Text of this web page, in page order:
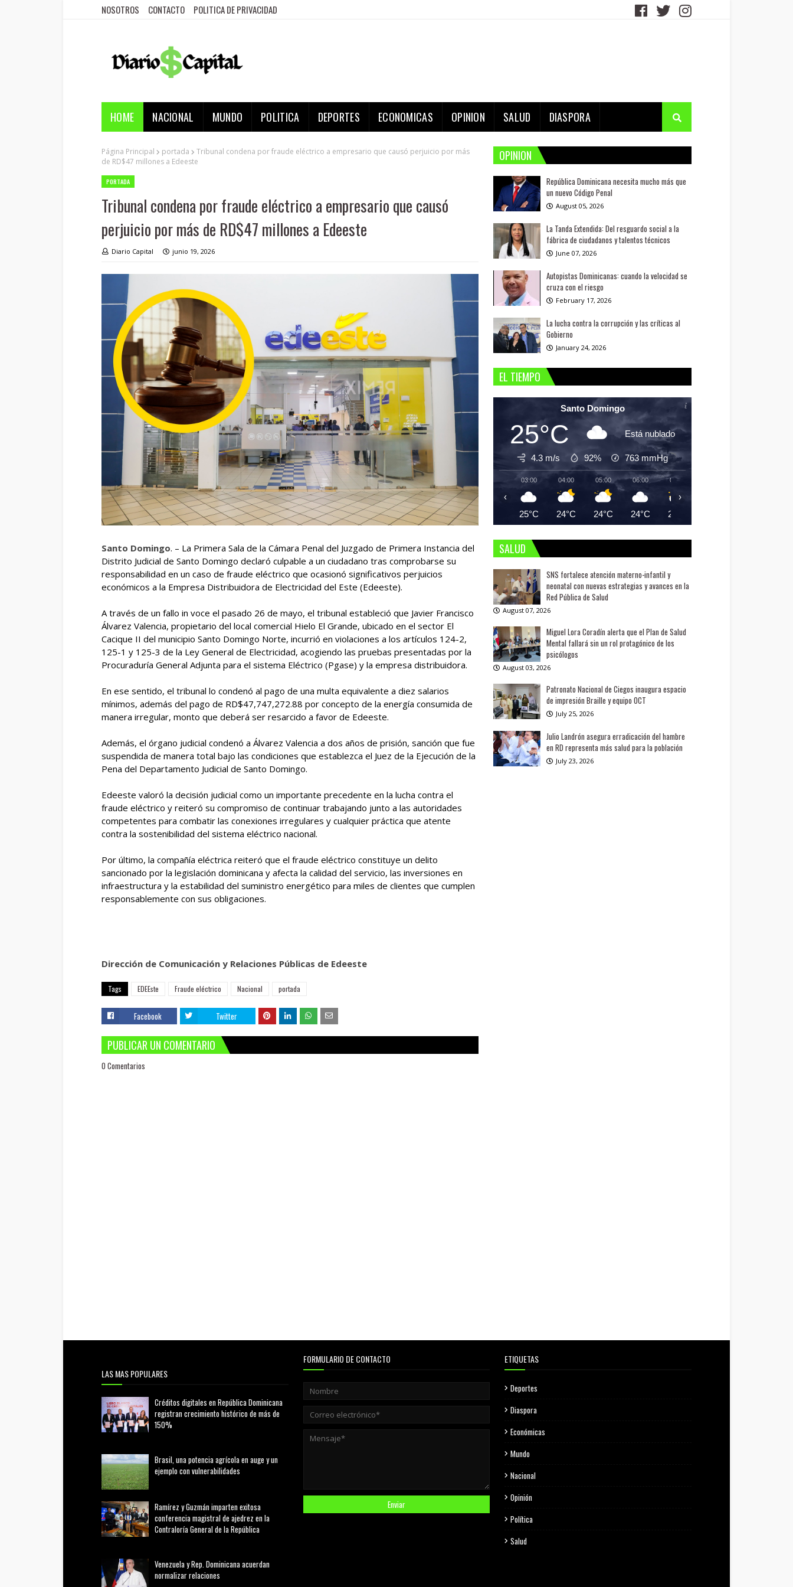
NOSOTROS CONTACTO POLITICA DE PRIVACIDAD
HOME NACIONAL MUNDO POLITICA DEPORTES ECONOMICAS OPINION SALUD DIASPORA
Página Principal portada
Tribunal condena por fraude eléctrico a empresario que causó perjuicio por más
de RD$47 millones a Edeeste
PORTADA
Tribunal condena por fraude eléctrico a empresario que causó
perjuicio por más de RD$47 millones a Edeeste
Diario Capital junio 19, 2026
Santo Domingo. – La Primera Sala de la Cámara Penal del Juzgado de Primera Instancia del
Distrito Judicial de Santo Domingo declaró culpable a un ciudadano tras comprobarse su
responsabilidad en un caso de fraude eléctrico que ocasionó significativos perjuicios
económicos a la Empresa Distribuidora de Electricidad del Este (Edeeste).
A través de un fallo in voce el pasado 26 de mayo, el tribunal estableció que Javier Francisco
Álvarez Valencia, propietario del local comercial Hielo El Grande, ubicado en el sector El
Cacique II del municipio Santo Domingo Norte, incurrió en violaciones a los artículos 124-2,
125-1 y 125-3 de la Ley General de Electricidad, acogiendo las pruebas presentadas por la
Procuraduría General Adjunta para el sistema Eléctrico (Pgase) y la empresa distribuidora.
En ese sentido, el tribunal lo condenó al pago de una multa equivalente a diez salarios
mínimos, además del pago de RD$47,747,272.88 por concepto de la energía consumida de
manera irregular, monto que deberá ser resarcido a favor de Edeeste.
Además, el órgano judicial condenó a Álvarez Valencia a dos años de prisión, sanción que fue
suspendida de manera total bajo las condiciones que establezca el Juez de la Ejecución de la
Pena del Departamento Judicial de Santo Domingo.
Edeeste valoró la decisión judicial como un importante precedente en la lucha contra el
fraude eléctrico y reiteró su compromiso de continuar trabajando junto a las autoridades
competentes para combatir las conexiones irregulares y cualquier práctica que atente
contra la sostenibilidad del sistema eléctrico nacional.
Por último, la compañía eléctrica reiteró que el fraude eléctrico constituye un delito
sancionado por la legislación dominicana y afecta la calidad del servicio, las inversiones en
infraestructura y la estabilidad del suministro energético para miles de clientes que cumplen
responsablemente con sus obligaciones.
Dirección de Comunicación y Relaciones Públicas de Edeeste
Tags EDEEste Fraude eléctrico Nacional portada
Facebook Twitter
PUBLICAR UN COMENTARIO
0 Comentarios
OPINION
República Dominicana necesita mucho más que
un nuevo Código Penal
August 05, 2026
La Tanda Extendida: Del resguardo social a la
fábrica de ciudadanos y talentos técnicos
June 07, 2026
Autopistas Dominicanas: cuando la velocidad se
cruza con el riesgo
February 17, 2026
La lucha contra la corrupción y las críticas al
Gobierno
January 24, 2026
EL TIEMPO
Santo Domingo
25°C Está nublado
4.3 m/s 92% 763 mmHg
03:00
25°C
04:00
24°C
05:00
24°C
06:00
24°C
07:00
25°C
‹ ›
SALUD
SNS fortalece atención materno-infantil y
neonatal con nuevas estrategias y avances en la
Red Pública de Salud
August 07, 2026
Miguel Lora Coradín alerta que el Plan de Salud
Mental fallará sin un rol protagónico de los
psicólogos
August 03, 2026
Patronato Nacional de Ciegos inaugura espacio
de impresión Braille y equipo OCT
July 25, 2026
Julio Landrón asegura erradicación del hambre
en RD representa más salud para la población
July 23, 2026
LAS MAS POPULARES
Créditos digitales en República Dominicana
registran crecimiento histórico de más de
150%
Brasil, una potencia agrícola en auge y un
ejemplo con vulnerabilidades
Ramírez y Guzmán imparten exitosa
conferencia magistral de ajedrez en la
Contraloría General de la República
Venezuela y Rep. Dominicana acuerdan
normalizar relaciones
FORMULARIO DE CONTACTO ETIQUETAS
Deportes
Diaspora
Económicas
Mundo
Nacional
Opinión
Política
Salud